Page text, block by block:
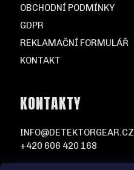
OBCHODNÍ PODMÍNKY
GDPR
REKLAMAČNÍ FORMULÁŘ
KONTAKT
KONTAKTY
INFO@DETEKTORGEAR.CZ
+420 606 420 168